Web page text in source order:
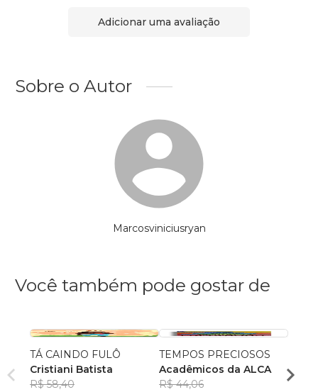
Adicionar uma avaliação
Sobre o Autor
Marcosviniciusryan
Você também pode gostar de
TÁ CAINDO FULÔ
Cristiani Batista
R$ 58,40
TEMPOS PRECIOSOS
Acadêmicos da ALCA
R$ 44,06
Katia